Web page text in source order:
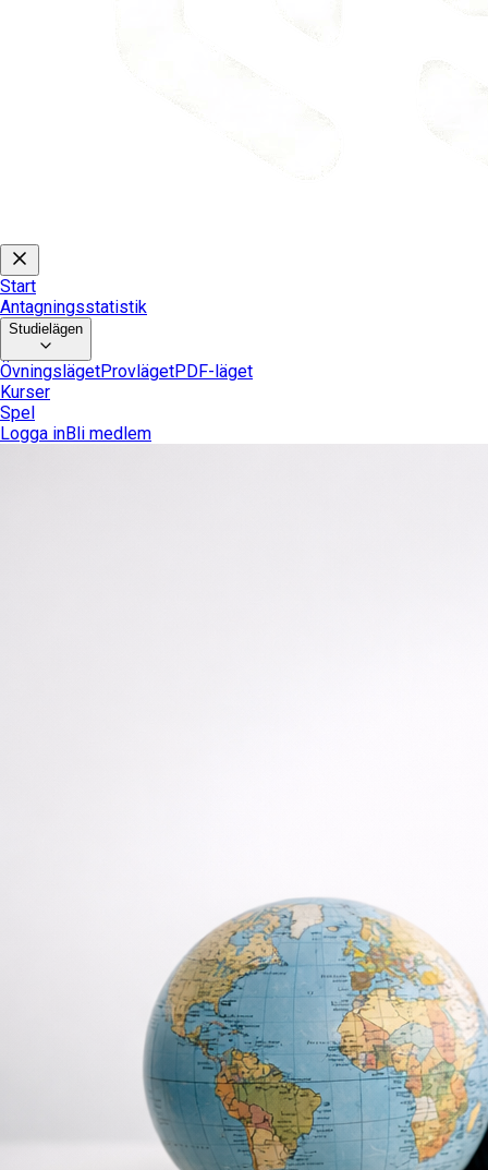
Start
Antagningsstatistik
Studielägen
ÖvningslägetProvlägetPDF-läget
Kurser
Spel
Logga inBli medlem